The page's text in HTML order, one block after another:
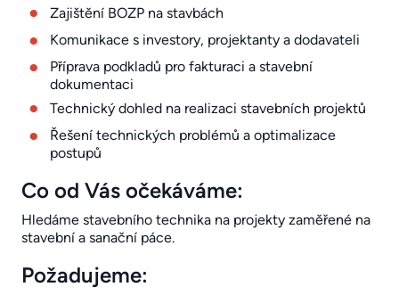
Zajištění BOZP na stavbách
Komunikace s investory, projektanty a dodavateli
Příprava podkladů pro fakturaci a stavební
dokumentaci
Technický dohled na realizaci stavebních projektů
Řešení technických problémů a optimalizace
postupů
Co od Vás očekáváme:
Hledáme stavebního technika na projekty zaměřené na
stavební a sanační páce.
Požadujeme: